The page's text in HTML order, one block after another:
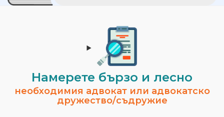
Намерете бързо и лесно
необходимия адвокат или адвокатско
дружество/съдружие